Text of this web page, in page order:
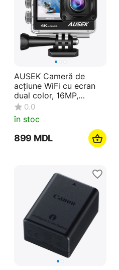
AUSEK Cameră de
acțiune WiFi cu ecran
dual color, 16MP,
4k/30fps, 900mAh,
negru
0.0
în stoc
‍899‍ MDL